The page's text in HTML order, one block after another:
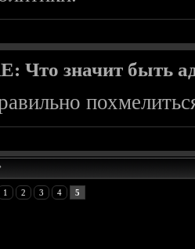
Что значит быть
1 2 3 4 5